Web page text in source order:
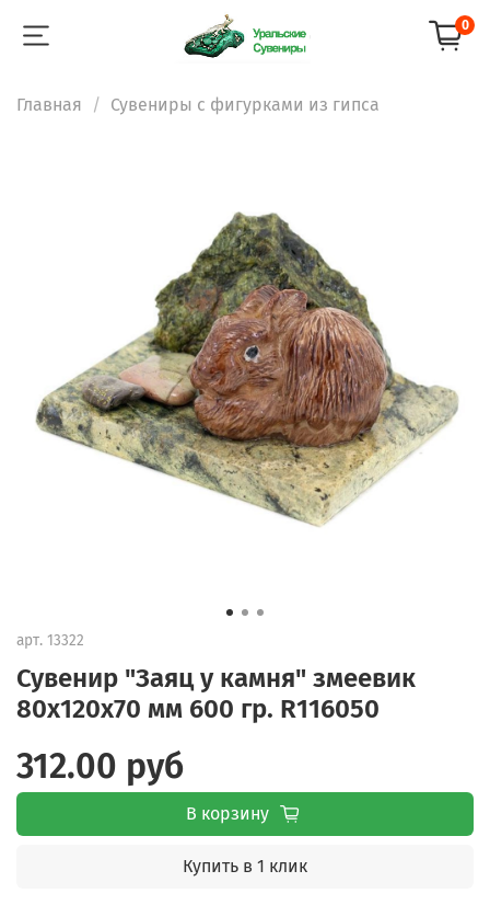
0
Главная Сувениры с фигурками из гипса
арт. 13322
Сувенир "Заяц у камня" змеевик
80х120х70 мм 600 гр. R116050
312.00 руб
В корзину
Купить в 1 клик